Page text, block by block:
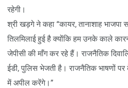
रहेगी।
श्री खड़गे ने कहा “कायर, तानाशाह भाजपा
तिलमिलाई हुई है क्योंकि हम उनके काले
जेपीसी की माँग कर रहे हैं। राजनैतिक
ईडी, पुलिस भेजती है। राजनैतिक भाषणों पर
में अपील करेंगे।”